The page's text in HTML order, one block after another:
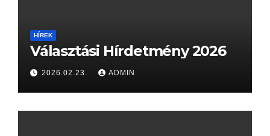
HÍREK
Választási Hírdetmény 2026
2026.02.23. ADMIN